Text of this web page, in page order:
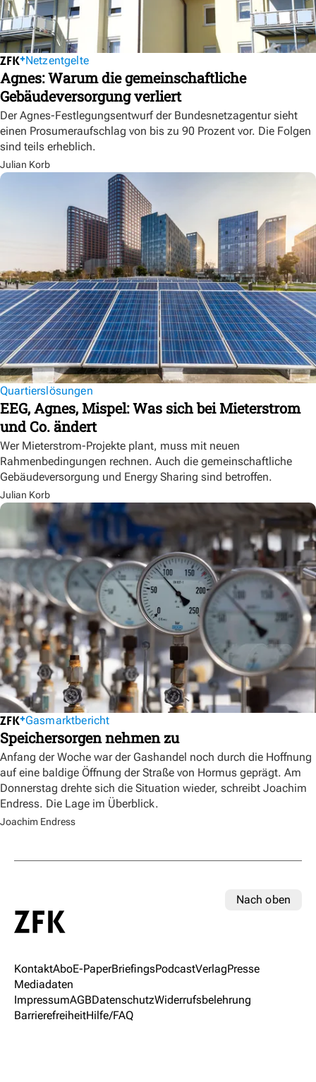
Netzentgelte
Agnes: Warum die gemeinschaftliche
Gebäudeversorgung verliert
Der Agnes-Festlegungsentwurf der Bundesnetzagentur sieht
einen Prosumeraufschlag von bis zu 90 Prozent vor. Die Folgen
sind teils erheblich.
Julian Korb
Quartierslösungen
EEG, Agnes, Mispel: Was sich bei Mieterstrom
und Co. ändert
Wer Mieterstrom-Projekte plant, muss mit neuen
Rahmenbedingungen rechnen. Auch die gemeinschaftliche
Gebäudeversorgung und Energy Sharing sind betroffen.
Julian Korb
Gasmarktbericht
Speichersorgen nehmen zu
Anfang der Woche war der Gashandel noch durch die Hoffnung
auf eine baldige Öffnung der Straße von Hormus geprägt. Am
Donnerstag drehte sich die Situation wieder, schreibt Joachim
Endress. Die Lage im Überblick.
Joachim Endress
Nach oben
KontaktAboE-PaperBriefingsPodcastVerlagPresse
Mediadaten
ImpressumAGBDatenschutzWiderrufsbelehrung
BarrierefreiheitHilfe/FAQ